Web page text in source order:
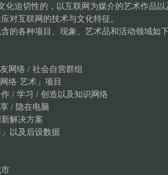
迫切性的，以互联网为媒介的艺术作品以
应对互联网的技术与文化特征。
的各种项目、现象、艺术品和活动领
网络 / 社会自营群组
络·艺术」项目
/ 学习 / 创造以及知识网络
/ 隐在电脑
新解决方案
」以及后设数据
市